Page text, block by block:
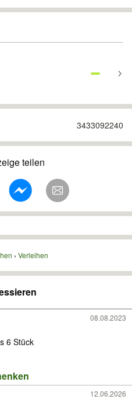
3433092240
teilen
Verleihen
08.08.2023
6 Stück
12.06.2026